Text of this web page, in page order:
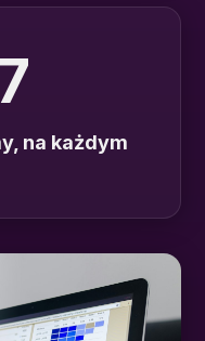
na każdym